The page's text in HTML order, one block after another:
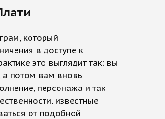
который
в доступе к
это выглядит так: вы
а потом вам вновь
персонажа и так
известные
от подобной